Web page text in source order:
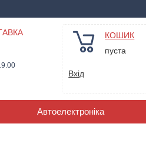
КОШИК
пуста
Вхід
Автоелектроніка